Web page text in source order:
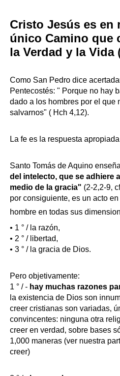
Cristo Jesús es en
único Camino que
la Verdad y la Vida
Como San Pedro dice
Pentecostés: " Porque no hay
dado a los hombres por el que
salvarnos" ( Hch 4,12).
La fe es la respuesta
Santo Tomás de Aquino
del intelecto, que se adhiere
medio de la gracia" (2-2,2-9,
por consiguiente, es un acto
hombre en todas sus
• 1 ° / la razón,
• 2 ° / libertad,
• 3 ° / la gracia de Dios.
Pero objetivamente:
1 ° / - hay muchas razones
la existencia de Dios son
creer cristianas son variadas,
convincentes: ninguna otra
creer en verdad, sobre bases
1,000 maneras (ver nuestra
creer)